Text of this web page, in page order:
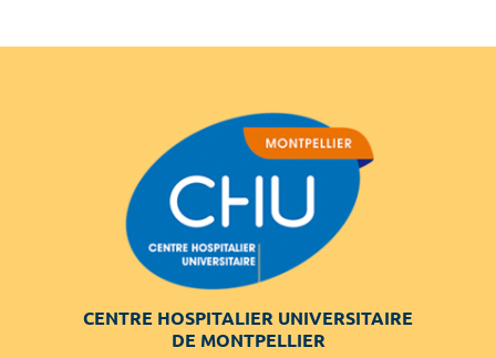
CENTRE HOSPITALIER UNIVERSITAIRE
DE MONTPELLIER